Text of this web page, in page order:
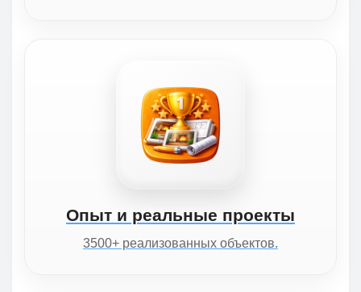
Опыт и реальные проекты
3500+ реализованных объектов.